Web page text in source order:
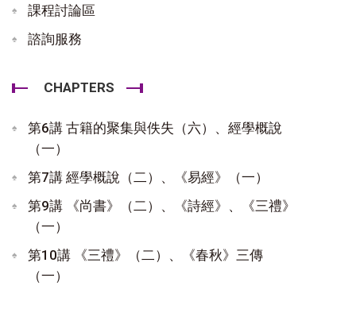
課程討論區
諮詢服務
CHAPTERS
第6講 古籍的聚集與佚失（六）、經學概說
（一）
第7講 經學概說（二）、《易經》（一）
第9講 《尚書》（二）、《詩經》、《三禮》
（一）
第10講 《三禮》（二）、《春秋》三傳
（一）